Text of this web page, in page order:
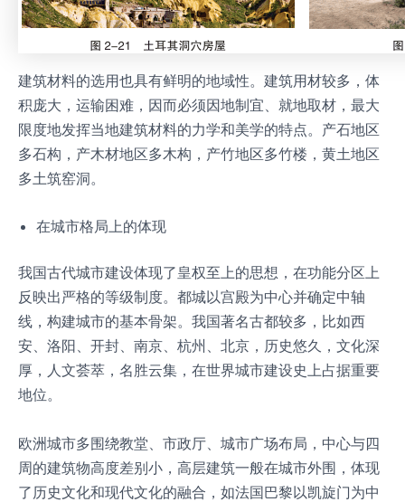
建筑材料的选用也具有鲜明的地域性。建筑用材较多，体
积庞大，运输困难，因而必须因地制宜、就地取材，最大
限度地发挥当地建筑材料的力学和美学的特点。产石地区
多石构，产木材地区多木构，产竹地区多竹楼，黄土地区
多土筑窑洞。
在城市格局上的体现
我国古代城市建设体现了皇权至上的思想，在功能分区上
反映出严格的等级制度。都城以宫殿为中心并确定中轴
线，构建城市的基本骨架。我国著名古都较多，比如西
安、洛阳、开封、南京、杭州、北京，历史悠久，文化深
厚，人文荟萃，名胜云集，在世界城市建设史上占据重要
地位。
欧洲城市多围绕教堂、市政厅、城市广场布局，中心与四
周的建筑物高度差别小，高层建筑一般在城市外围，体现
了历史文化和现代文化的融合，如法国巴黎以凯旋门为中